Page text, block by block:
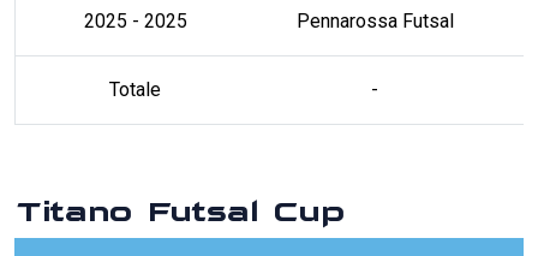
2025 - 2025 Pennarossa Futsal
Totale -
Titano Futsal Cup